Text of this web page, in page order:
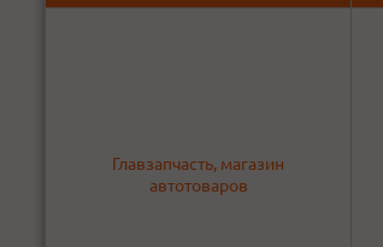
Главзапчасть, магазин
автотоваров